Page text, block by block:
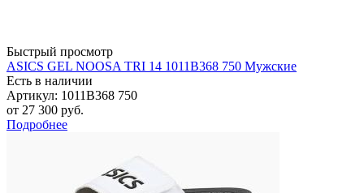
Быстрый просмотр
ASICS GEL NOOSA TRI 14 1011B368 750 Мужские
Есть в наличии
Артикул: 1011B368 750
от 27 300 руб.
Подробнее